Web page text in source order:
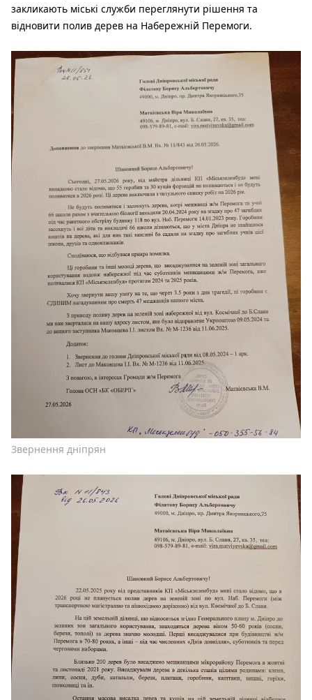
закликають міські служби переглянути рішення та
відновити полив дерев на Набережній Перемоги.
Звернення дніпрян